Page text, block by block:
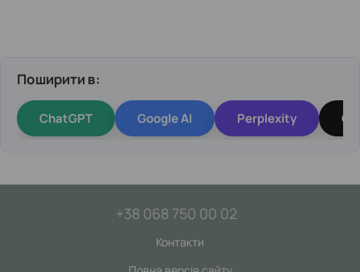
Поширити в:
ChatGPT Google AI Perplexity
+38 068 750 00 02
Контакти